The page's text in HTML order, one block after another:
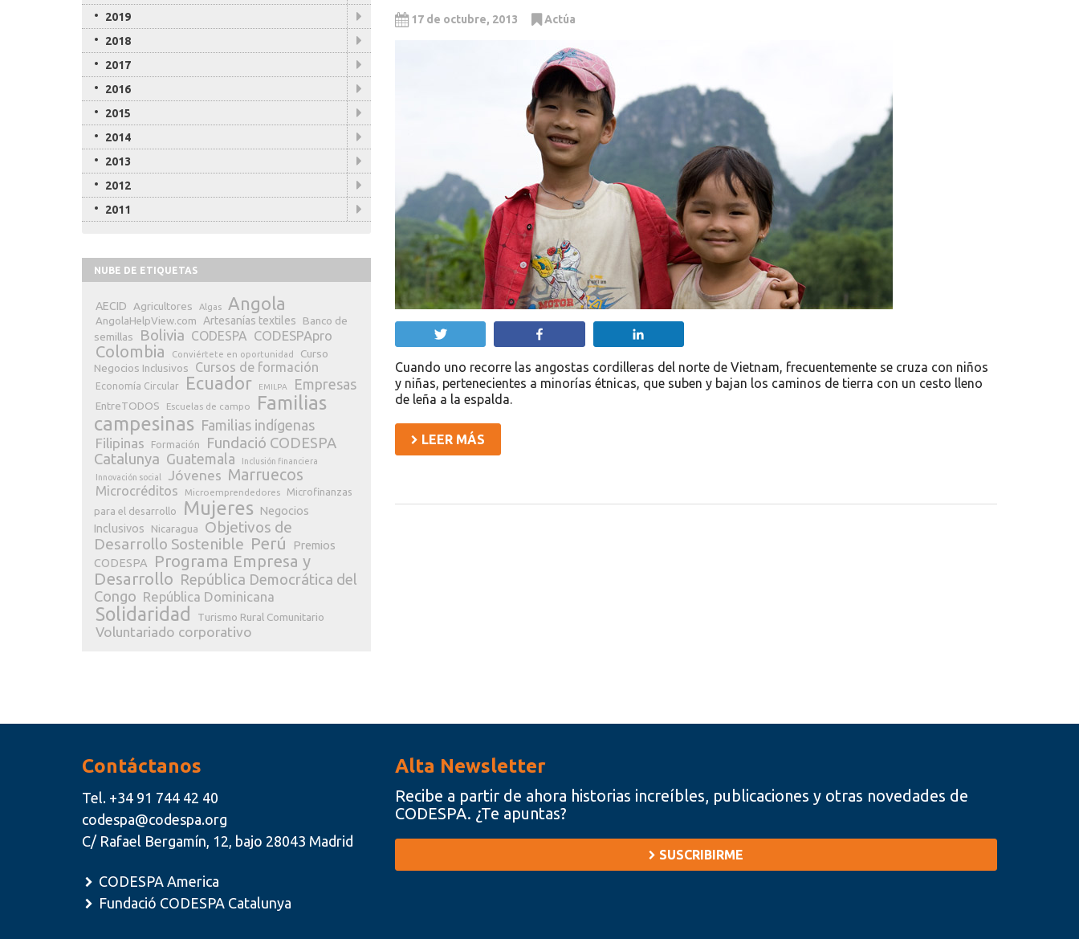
17 de octubre, 2013 Actúa
Cuando uno recorre las angostas cordilleras del norte de Vietnam, frecuentemente se cruza con niños
y niñas, pertenecientes a minorías étnicas, que suben y bajan los caminos de tierra con un cesto lleno
de leña a la espalda.
LEER MÁS
2019
2018
2017
2016
2015
2014
2013
2012
2011
NUBE DE ETIQUETAS
AECID Agricultores Algas Angola
AngolaHelpView.com Artesanías textiles
Banco de
semillas
Bolivia CODESPA CODESPApro
Colombia Conviértete en oportunidad
Curso
Negocios Inclusivos
Cursos de formación
Economía Circular Ecuador EMILPA Empresas
EntreTODOS Escuelas de campo
Familias
campesinas Familias indígenas
Filipinas
Formación
Fundació CODESPA
Catalunya Guatemala
Inclusión financiera
Innovación social
Jóvenes Marruecos
Microcréditos Microemprendedores
Microfinanzas
para el desarrollo
Mujeres
Negocios
Inclusivos
Nicaragua
Objetivos de
Desarrollo Sostenible Perú
Premios
CODESPA
Programa Empresa y
Desarrollo República Democrática del
Congo República Dominicana
Solidaridad Turismo Rural Comunitario
Voluntariado corporativo
Contáctanos
Tel. +34 91 744 42 40
codespa@codespa.org
C/ Rafael Bergamín, 12, bajo 28043 Madrid
CODESPA America
Fundació CODESPA Catalunya
Alta Newsletter
Recibe a partir de ahora historias increíbles, publicaciones y otras novedades de
CODESPA. ¿Te apuntas?
SUSCRIBIRME